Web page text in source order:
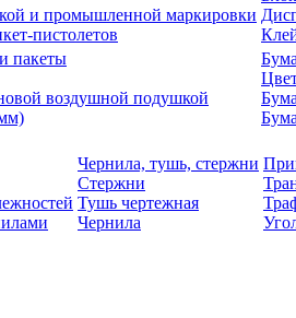
и промышленной маркировки
пистолетов
пакеты
воздушной подушкой
Чернила, тушь, стержни
Стержни
Тушь чертежная
Чернила